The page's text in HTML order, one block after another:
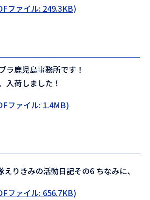
ファイル: 249.3KB)
ラ鹿児島事務所です！
入荷しました！
ファイル: 1.4MB)
りきみの活動日記その6 ちなみに、
ファイル: 656.7KB)